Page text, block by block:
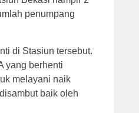
penumpang
di Stasiun tersebut.
yang berhenti
melayani naik
baik oleh